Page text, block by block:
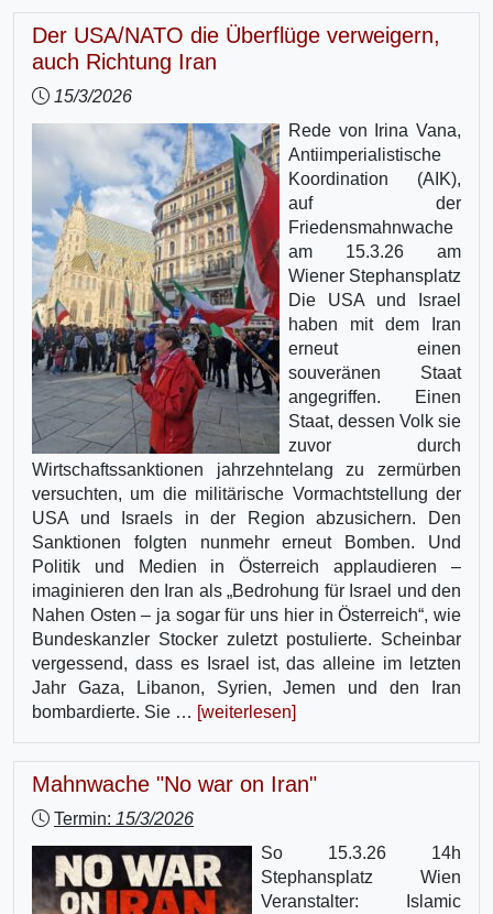
Der USA/NATO die Überflüge verweigern,
auch Richtung Iran
15/3/2026
Rede von Irina Vana,
Antiimperialistische
Koordination (AIK),
auf der
Friedensmahnwache
am 15.3.26 am
Wiener Stephansplatz
Die USA und Israel
haben mit dem Iran
erneut einen
souveränen Staat
angegriffen. Einen
Staat, dessen Volk sie
zuvor durch
Wirtschaftssanktionen jahrzehntelang zu zermürben
versuchten, um die militärische Vormachtstellung der
USA und Israels in der Region abzusichern. Den
Sanktionen folgten nunmehr erneut Bomben. Und
Politik und Medien in Österreich applaudieren –
imaginieren den Iran als „Bedrohung für Israel und den
Nahen Osten – ja sogar für uns hier in Österreich“, wie
Bundeskanzler Stocker zuletzt postulierte. Scheinbar
vergessend, dass es Israel ist, das alleine im letzten
Jahr Gaza, Libanon, Syrien, Jemen und den Iran
bombardierte. Sie … [weiterlesen]
Mahnwache "No war on Iran"
Termin: 15/3/2026
So 15.3.26 14h
Stephansplatz Wien
Veranstalter: Islamic